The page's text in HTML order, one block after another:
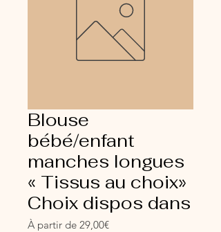
Blouse
bébé/enfant
manches longues
« Tissus au choix»
Choix dispos dans
À partir de 29,00€Prix